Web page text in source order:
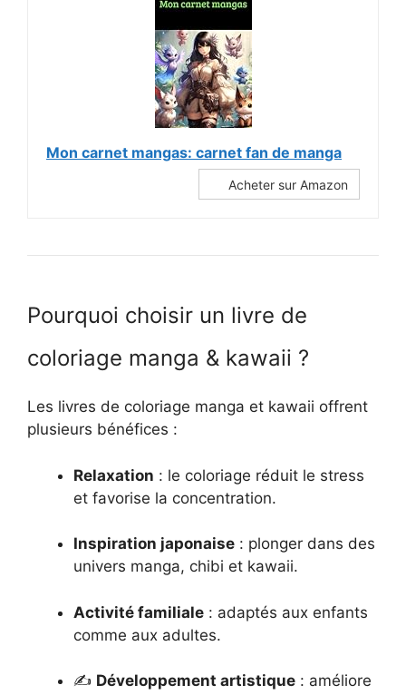
Mon carnet mangas: carnet fan de manga
Acheter sur Amazon
Pourquoi choisir un livre de
coloriage manga & kawaii ?
Les livres de coloriage manga et kawaii offrent
plusieurs bénéfices :
Relaxation : le coloriage réduit le stress
et favorise la concentration.
Inspiration japonaise : plonger dans des
univers manga, chibi et kawaii.
Activité familiale : adaptés aux enfants
comme aux adultes.
✍️ Développement artistique : améliore